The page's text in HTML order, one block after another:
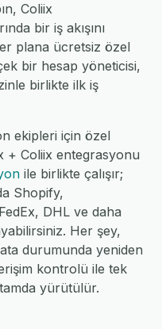
Coliix
bir iş akışını
plana ücretsiz özel
bir hesap yöneticisi,
birlikte ilk iş
ekipleri için özel
+ Coliix entegrasyonu
ile birlikte çalışır;
Shopify,
DHL ve daha
Her şey,
durumunda yeniden
kontrolü ile tek
yürütülür.